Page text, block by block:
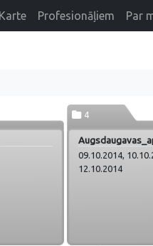
Karte Profesionāļiem Par
4
09.10.2014,
12.10.2014